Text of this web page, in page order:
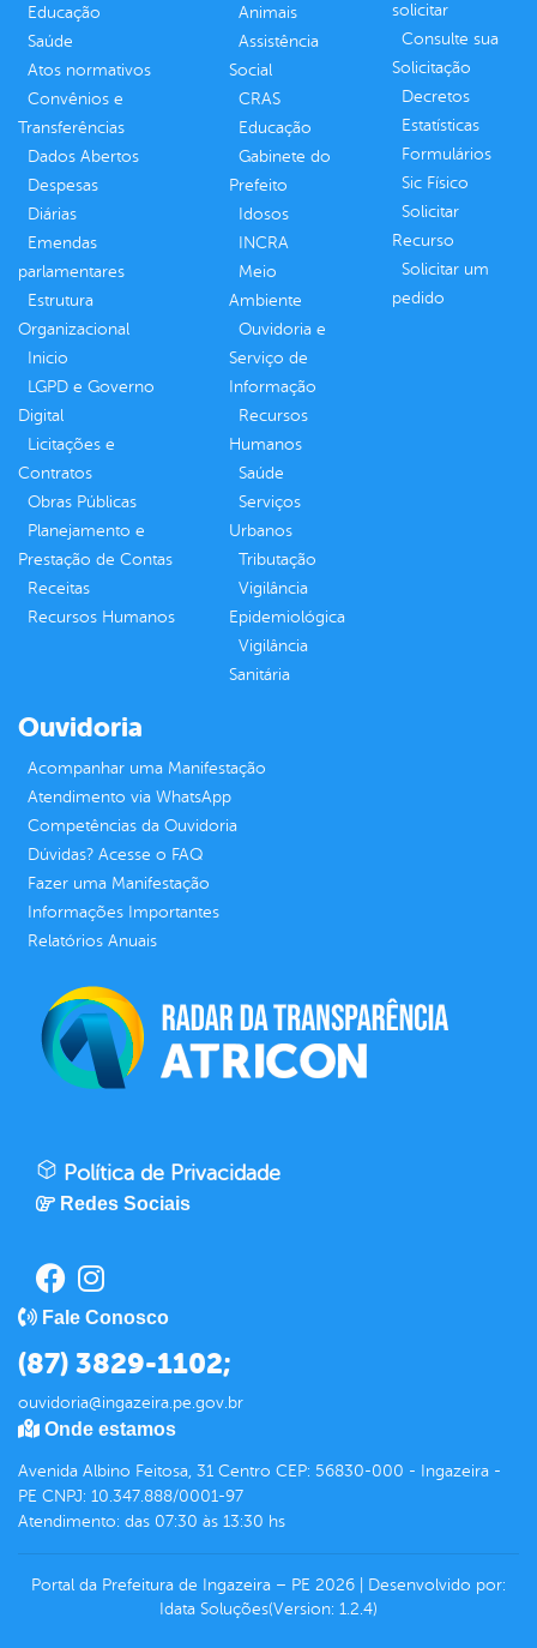
Educação
Saúde
Atos normativos
Convênios e
Transferências
Dados Abertos
Despesas
Diárias
Emendas
parlamentares
Estrutura
Organizacional
Inicio
LGPD e Governo
Digital
Licitações e
Contratos
Obras Públicas
Planejamento e
Prestação de Contas
Receitas
Recursos Humanos
Animais
Assistência
Social
CRAS
Educação
Gabinete do
Prefeito
Idosos
INCRA
Meio
Ambiente
Ouvidoria e
Serviço de
Informação
Recursos
Humanos
Saúde
Serviços
Urbanos
Tributação
Vigilância
Epidemiológica
Vigilância
Sanitária
solicitar
Consulte sua
Solicitação
Decretos
Estatísticas
Formulários
Sic Físico
Solicitar
Recurso
Solicitar um
pedido
Ouvidoria
Acompanhar uma Manifestação
Atendimento via WhatsApp
Competências da Ouvidoria
Dúvidas? Acesse o FAQ
Fazer uma Manifestação
Informações Importantes
Relatórios Anuais
Política de Privacidade
Redes Sociais
Fale Conosco
(87) 3829-1102;
ouvidoria@ingazeira.pe.gov.br
Onde estamos
Avenida Albino Feitosa, 31 Centro CEP: 56830-000 - Ingazeira -
PE CNPJ: 10.347.888/0001-97
Atendimento: das 07:30 às 13:30 hs
Portal da Prefeitura de Ingazeira – PE 2026
Desenvolvido por:
Idata Soluções(Version: 1.2.4)